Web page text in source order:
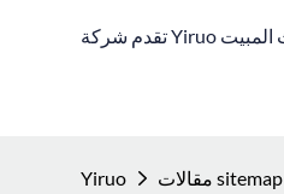
Yiruo مقالات sitemap